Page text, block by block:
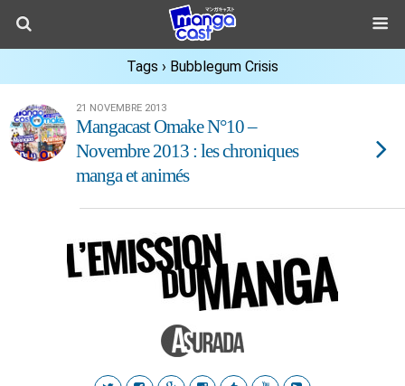
Tags › Bubblegum Crisis
21 NOVEMBRE 2013
Mangacast Omake N°10 –
Novembre 2013 : les chroniques
manga et animés